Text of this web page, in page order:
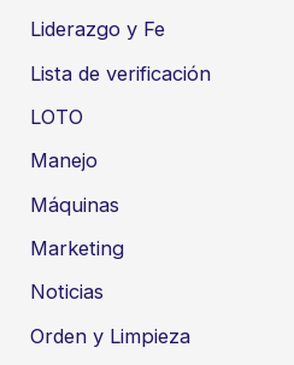
Liderazgo y Fe
Lista de verificación
LOTO
Manejo
Máquinas
Marketing
Noticias
Orden y Limpieza